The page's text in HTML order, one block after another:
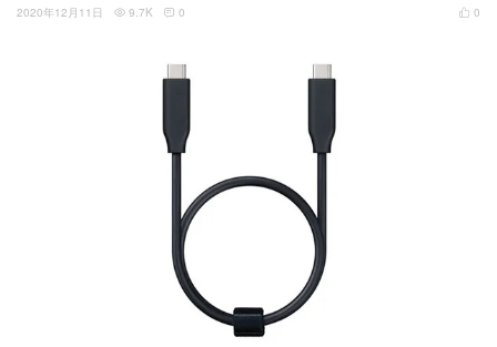
 0
2020年12月11日  9.7K  0